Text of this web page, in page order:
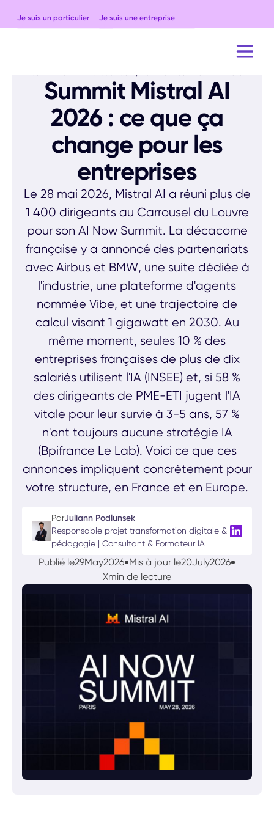
Je suis un particulier Je suis une entreprise
Summit Mistral AI
2026 : ce que ça
change pour les
entreprises
Le 28 mai 2026, Mistral AI a réuni plus de
1 400 dirigeants au Carrousel du Louvre
pour son AI Now Summit. La décacorne
française y a annoncé des partenariats
avec Airbus et BMW, une suite dédiée à
l'industrie, une plateforme d'agents
nommée Vibe, et une trajectoire de
calcul visant 1 gigawatt en 2030. Au
même moment, seules 10 % des
entreprises françaises de plus de dix
salariés utilisent l'IA (INSEE) et, si 58 %
des dirigeants de PME-ETI jugent l'IA
vitale pour leur survie à 3-5 ans, 57 %
n'ont toujours aucune stratégie IA
(Bpifrance Le Lab). Voici ce que ces
annonces impliquent concrètement pour
votre structure, en France et en Europe.
ParJuliann Podlunsek
Responsable projet transformation digitale &
pédagogie | Consultant & Formateur IA
Publié le29May2026 Mis à jour le20July2026
Xmin de lecture